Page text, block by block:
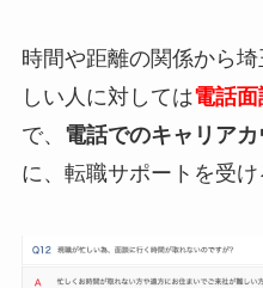
時間や距離の関係から
しい人に対しては電話
で、 電話でのキャリア
に、転職サポートを受け